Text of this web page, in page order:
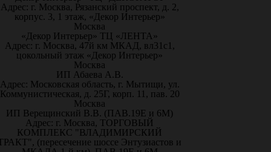
Адрес: г. Москва, Рязанский проспект, д. 2,
корпус. 3, 1 этаж, «Декор Интерьер»
Москва
«Декор Интерьер» ТЦ «ЛЕНТА»
Адрес: г. Москва, 47й км МКАД, вл31с1,
цокольный этаж «Декор Интерьер»
Москва
ИП Абаева А.В.
Адрес: Московская область, г. Мытищи, ул.
Коммунистическая, д. 25Г, корп. 11, пав. 20
Москва
ИП Верещинский В.В. (ПАВ.19Е и 6М)
Адрес: г. Москва, ТОРГОВЫЙ
КОМПЛЕКС "ВЛАДИМИРСКИЙ
(пересечение шоссе Энтузиастов и